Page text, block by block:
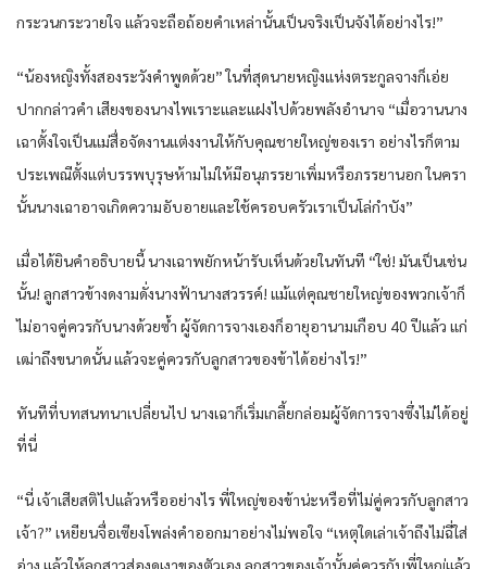
กระวนกระวายใจ แล้วจะถือถ้อยคำเหล่านั้นเป็นจริงเป็นจังได้อย่างไร!”
“น้องหญิงทั้งสองระวังคำพูดด้วย” ในที่สุดนายหญิงแห่งตระกูลจางก็เอ่ย
ปากกล่าวคำ เสียงของนางไพเราะและแฝงไปด้วยพลังอำนาจ “เมื่อวานนาง
เฉาตั้งใจเป็นแม่สื่อจัดงานแต่งงานให้กับคุณชายใหญ่ของเรา อย่างไรก็ตาม
ประเพณีตั้งแต่บรรพบุรุษห้ามไม่ให้มีอนุภรรยาเพิ่มหรือภรรยานอก ในครา
นั้นนางเฉาอาจเกิดความอับอายและใช้ครอบครัวเราเป็นโล่กำบัง”
เมื่อได้ยินคำอธิบายนี้ นางเฉาพยักหน้ารับเห็นด้วยในทันที “ใช่! มันเป็นเช่น
นั้น! ลูกสาวข้างดงามดั่งนางฟ้านางสวรรค์! แม้แต่คุณชายใหญ่ของพวกเจ้าก็
ไม่อาจคู่ควรกับนางด้วยซ้ำ ผู้จัดการจางเองก็อายุอานามเกือบ 40 ปีแล้ว แก่
เฒ่าถึงขนาดนั้น แล้วจะคู่ควรกับลูกสาวของข้าได้อย่างไร!”
ทันทีที่บทสนทนาเปลี่ยนไป นางเฉาก็เริ่มเกลี้ยกล่อมผู้จัดการจางซึ่งไม่ได้อยู่
ที่นี่
“นี่ เจ้าเสียสติไปแล้วหรืออย่างไร พี่ใหญ่ของข้าน่ะหรือที่ไม่คู่ควรกับลูกสาว
เจ้า?” เหยียนจื่อเซียงโพล่งคำออกมาอย่างไม่พอใจ “เหตุใดเล่าเจ้าถึงไม่ฉี่ใส่
อ่าง แล้วให้ลูกสาวส่องดูเงาของตัวเอง ลูกสาวของเจ้านั้นคู่ควรกับพี่ใหญ่แล้ว